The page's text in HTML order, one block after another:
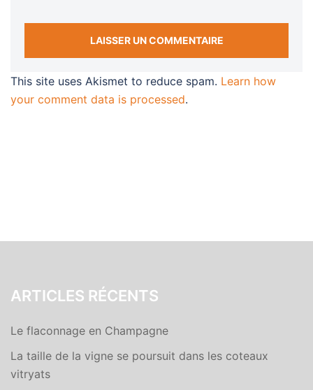
This site uses Akismet to reduce spam. Learn how
your comment data is processed.
ARTICLES RÉCENTS
Le flaconnage en Champagne
La taille de la vigne se poursuit dans les coteaux
vitryats